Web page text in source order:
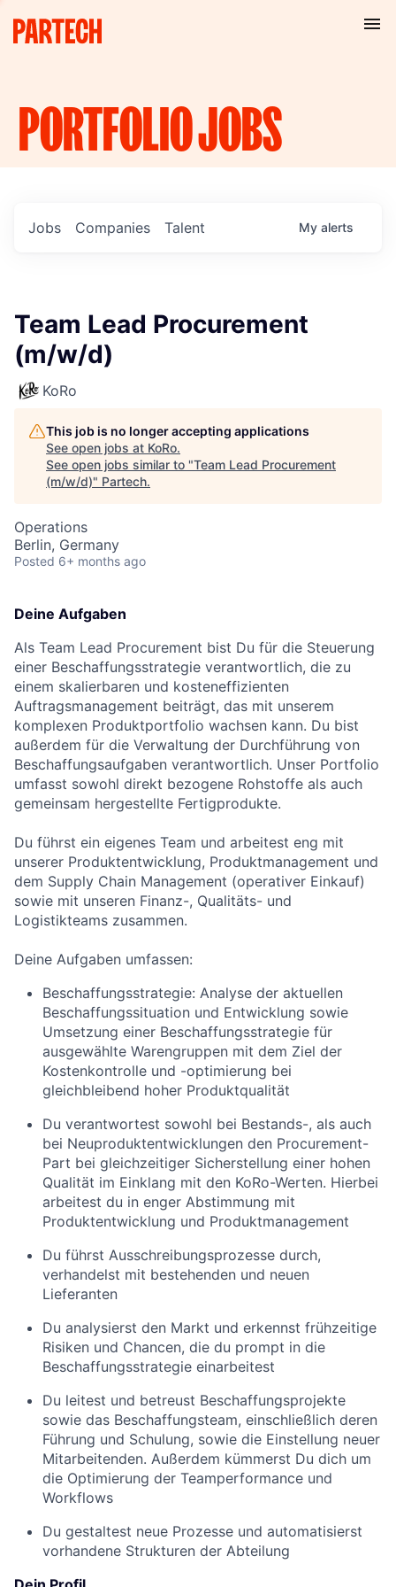
PORTFOLIOJOBS
Jobs Companies Talent My alerts
Team Lead Procurement
(m/w/d)
KoRo
This job is no longer accepting applications
See open jobs at KoRo.
See open jobs similar to "Team Lead Procurement
(m/w/d)" Partech.
Operations
Berlin, Germany
Posted 6+ months ago
Deine Aufgaben
Als Team Lead Procurement bist Du für die Steuerung
einer Beschaffungsstrategie verantwortlich, die zu
einem skalierbaren und kosteneffizienten
Auftragsmanagement beiträgt, das mit unserem
komplexen Produktportfolio wachsen kann. Du bist
außerdem für die Verwaltung der Durchführung von
Beschaffungsaufgaben verantwortlich. Unser Portfolio
umfasst sowohl direkt bezogene Rohstoffe als auch
gemeinsam hergestellte Fertigprodukte.
Du führst ein eigenes Team und arbeitest eng mit
unserer Produktentwicklung, Produktmanagement und
dem Supply Chain Management (operativer Einkauf)
sowie mit unseren Finanz-, Qualitäts- und
Logistikteams zusammen.
Deine Aufgaben umfassen:
Beschaffungsstrategie: Analyse der aktuellen
Beschaffungssituation und Entwicklung sowie
Umsetzung einer Beschaffungsstrategie für
ausgewählte Warengruppen mit dem Ziel der
Kostenkontrolle und -optimierung bei
gleichbleibend hoher Produktqualität
Du verantwortest sowohl bei Bestands-, als auch
bei Neuproduktentwicklungen den Procurement-
Part bei gleichzeitiger Sicherstellung einer hohen
Qualität im Einklang mit den KoRo-Werten. Hierbei
arbeitest du in enger Abstimmung mit
Produktentwicklung und Produktmanagement
Du führst Ausschreibungsprozesse durch,
verhandelst mit bestehenden und neuen
Lieferanten
Du analysierst den Markt und erkennst frühzeitige
Risiken und Chancen, die du prompt in die
Beschaffungsstrategie einarbeitest
Du leitest und betreust Beschaffungsprojekte
sowie das Beschaffungsteam, einschließlich deren
Führung und Schulung, sowie die Einstellung neuer
Mitarbeitenden. Außerdem kümmerst Du dich um
die Optimierung der Teamperformance und
Workflows
Du gestaltest neue Prozesse und automatisierst
vorhandene Strukturen der Abteilung